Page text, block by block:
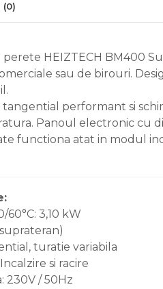
(0)
HEIZTECH BM400
sau de birouri.
performant si
Panoul electronic cu
functiona atat in modul
3,10 kW
turatie variabila
si racire
230V / 50Hz